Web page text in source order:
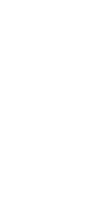
La
al IES
mejora
centros